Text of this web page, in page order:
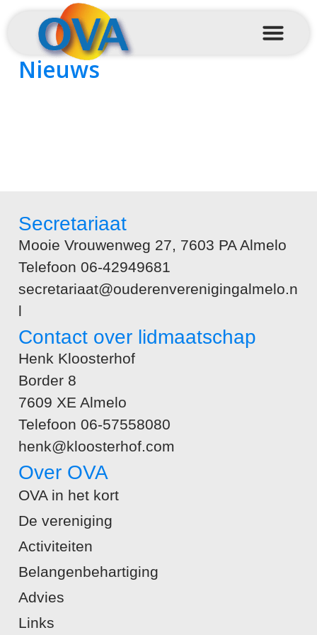
Nieuws
Secretariaat
Mooie Vrouwenweg 27, 7603 PA Almelo
Telefoon 06-42949681
secretariaat@ouderenverenigingalmelo.n
l
Contact over lidmaatschap
Henk Kloosterhof
Border 8
7609 XE Almelo
Telefoon 06-57558080
henk@kloosterhof.com
Over OVA
OVA in het kort
De vereniging
Activiteiten
Belangenbehartiging
Advies
Links